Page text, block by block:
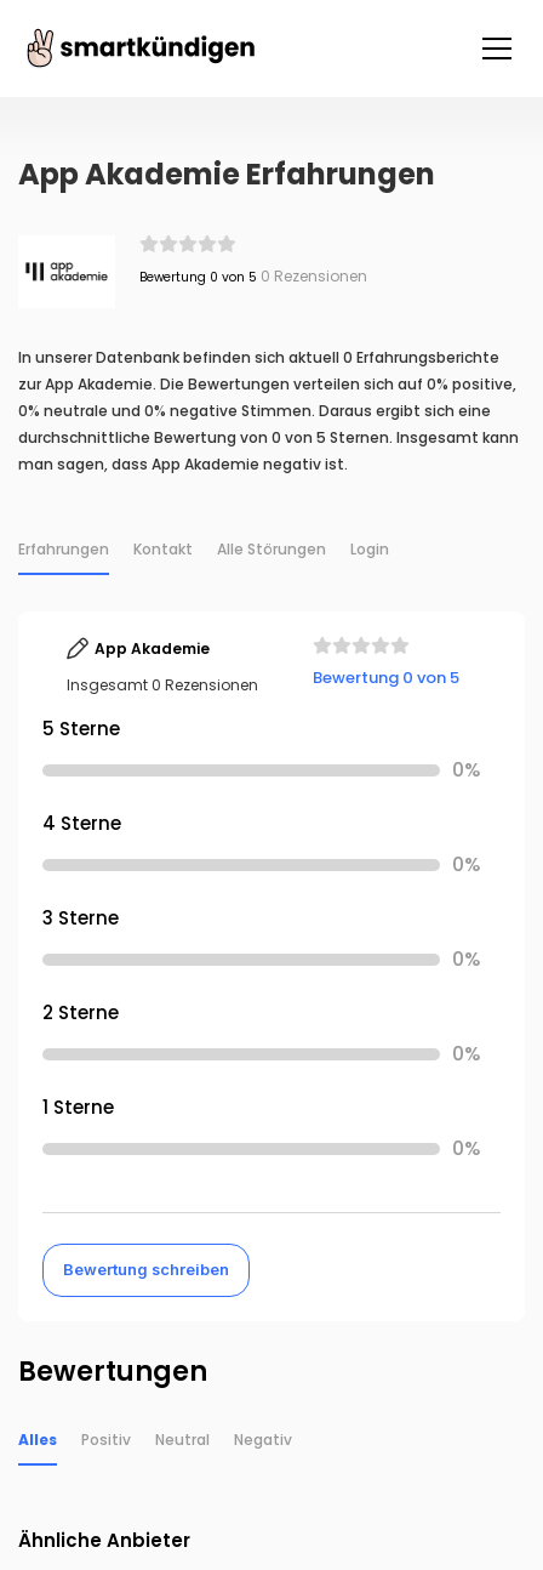
App Akademie Erfahrungen
Bewertung 0 von 5 0 Rezensionen
In unserer Datenbank befinden sich aktuell 0 Erfahrungsberichte
zur App Akademie. Die Bewertungen verteilen sich auf 0% positive,
0% neutrale und 0% negative Stimmen. Daraus ergibt sich eine
durchschnittliche Bewertung von 0 von 5 Sternen. Insgesamt kann
man sagen, dass App Akademie negativ ist.
Erfahrungen Kontakt Alle Störungen Login
App Akademie
Insgesamt 0 Rezensionen
Bewertung 0 von 5
5 Sterne
0%
4 Sterne
0%
3 Sterne
0%
2 Sterne
0%
1 Sterne
0%
Bewertung schreiben
Bewertungen
Alles Positiv Neutral Negativ
Ähnliche Anbieter